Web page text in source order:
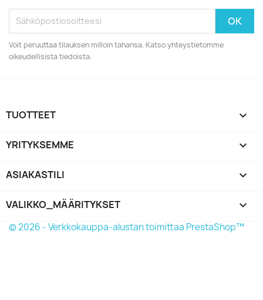
Voit peruuttaa tilauksen milloin tahansa. Katso yhteystietomme
oikeudellisista tiedoista.
TUOTTEET 
YRITYKSEMME 
ASIAKASTILI 
VALIKKO_MÄÄRITYKSET keyboard_arrow_down
© 2026 - Verkkokauppa-alustan toimittaa PrestaShop™